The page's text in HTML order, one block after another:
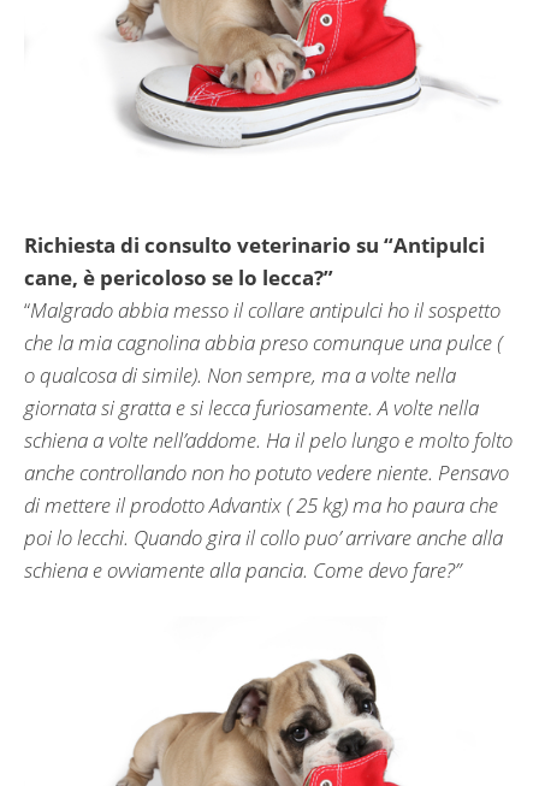
Richiesta di consulto veterinario su “Antipulci
cane, è pericoloso se lo lecca?”
“Malgrado abbia messo il collare antipulci ho il sospetto
che la mia cagnolina abbia preso comunque una pulce (
o qualcosa di simile). Non sempre, ma a volte nella
giornata si gratta e si lecca furiosamente. A volte nella
schiena a volte nell’addome. Ha il pelo lungo e molto folto
anche controllando non ho potuto vedere niente. Pensavo
di mettere il prodotto Advantix ( 25 kg) ma ho paura che
poi lo lecchi. Quando gira il collo puo’ arrivare anche alla
schiena e ovviamente alla pancia. Come devo fare?”